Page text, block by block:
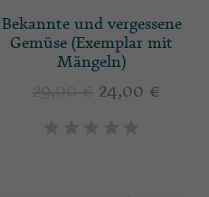
Bekannte und vergessene
Gemüse (Exemplar mit
Mängeln)
24,00 €